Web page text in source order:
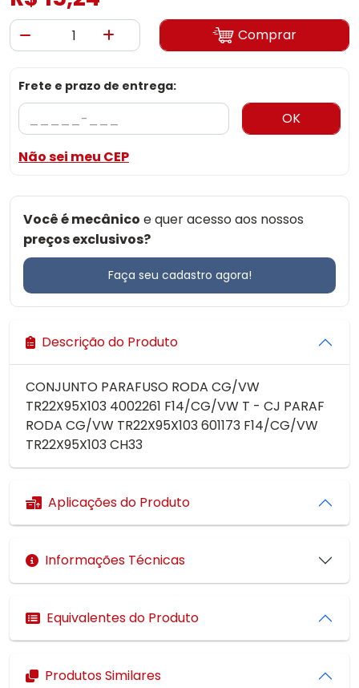
Comprar
Frete e prazo de entrega:
OK
Não sei meu CEP
Você é mecânico e quer acesso aos nossos
preços exclusivos?
Faça seu cadastro agora!
Descrição do Produto
CONJUNTO PARAFUSO RODA CG/VW
TR22X95X103 4002261 F14/CG/VW T - CJ PARAF
RODA CG/VW TR22X95X103 601173 F14/CG/VW
TR22X95X103 CH33
Aplicações do Produto
Informações Técnicas
Equivalentes do Produto
Produtos Similares